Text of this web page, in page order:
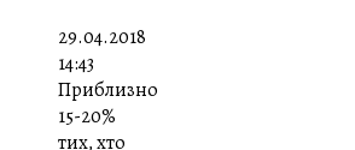
29.04.2018
14:43
Приблизно
15-20%
тих, хто